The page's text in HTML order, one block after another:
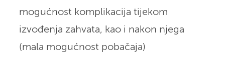
mogućnost komplikacija tijekom
izvođenja zahvata, kao i nakon njega
(mala mogućnost pobačaja)